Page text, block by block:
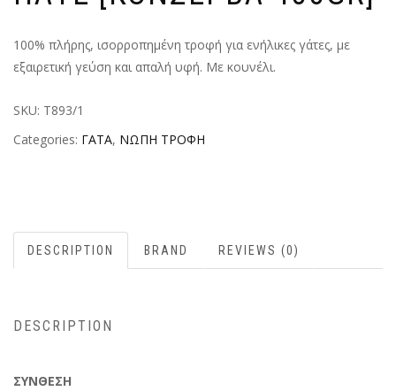
100% πλήρης, ισορροπημένη τροφή για ενήλικες γάτες, με
εξαιρετική γεύση και απαλή υφή. Με κουνέλι.
SKU: T893/1
Categories: ΓΑΤΑ, ΝΩΠΗ ΤΡΟΦΗ
DESCRIPTION BRAND REVIEWS (0)
DESCRIPTION
ΣΥΝΘΕΣΗ